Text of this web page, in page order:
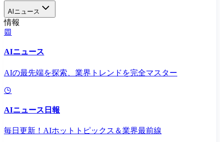
AIニュース
情報
AIニュース
AIの最先端を探索、業界トレンドを完全マスター
AIニュース日報
毎日更新！AIホットトピックス＆業界最前線